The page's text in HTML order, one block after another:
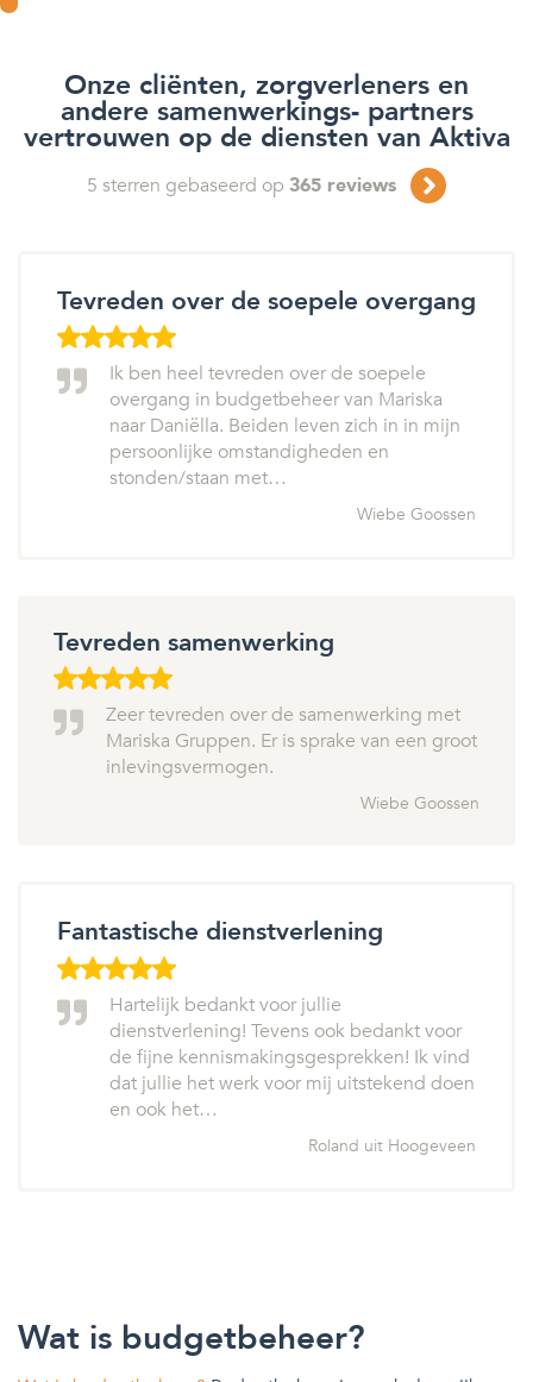
Onze cliënten, zorgverleners en
andere samenwerkings- partners
vertrouwen op de diensten van Aktiva
5 sterren gebaseerd op 365 reviews
Tevreden over de soepele overgang
Ik ben heel tevreden over de soepele
overgang in budgetbeheer van Mariska
naar Daniëlla. Beiden leven zich in in mijn
persoonlijke omstandigheden en
stonden/staan met…
Wiebe Goossen
Tevreden samenwerking
Zeer tevreden over de samenwerking met
Mariska Gruppen. Er is sprake van een groot
inlevingsvermogen.
Wiebe Goossen
Fantastische dienstverlening
Hartelijk bedankt voor jullie
dienstverlening! Tevens ook bedankt voor
de fijne kennismakingsgesprekken! Ik vind
dat jullie het werk voor mij uitstekend doen
en ook het…
Roland uit Hoogeveen
Wat is budgetbeheer?